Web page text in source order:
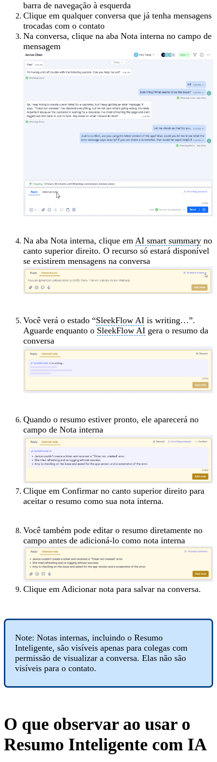
barra de navegação à esquerda
Clique em qualquer conversa que já tenha mensagens
trocadas com o contato
Na conversa, clique na aba Nota interna no campo de
mensagem
Na aba Nota interna, clique em AI smart summary no
canto superior direito. O recurso só estará disponível
se existirem mensagens na conversa
Você verá o estado “SleekFlow AI is writing…”.
Aguarde enquanto o SleekFlow AI gera o resumo da
conversa
Quando o resumo estiver pronto, ele aparecerá no
campo de Nota interna
Clique em Confirmar no canto superior direito para
aceitar o resumo como sua nota interna.
Você também pode editar o resumo diretamente no
campo antes de adicioná-lo como nota interna
Clique em Adicionar nota para salvar na conversa.
Note: Notas internas, incluindo o Resumo
Inteligente, são visíveis apenas para colegas com
permissão de visualizar a conversa. Elas não são
visíveis para o contato.
O que observar ao usar o
Resumo Inteligente com IA